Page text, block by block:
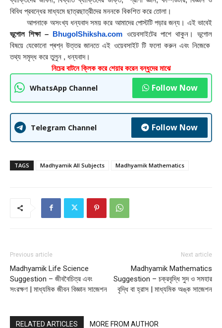
বিবিধ প্রবন্ধের মাধ্যমে ছাত্রছাত্রীদের মননকে বিকশিত করে তোলা।
ভূগোল শিক্ষা –
BhugolShiksha.com ওয়েবসাইটের পাশে থাকুন। ভূগোল
বিষয়ে যেকোনো প্ৰশ্ন উত্তর জানতে এই ওয়েবসাইট টি ফলাে করুন এবং নিজেকে
তথ্য সমৃদ্ধ করে তুলুন , ধন্যবাদ।
নিচের বাটনে ক্লিক করে শেয়ার করেন বন্ধুদের মাঝে
WhatsApp Channel Follow Now
Telegram Channel Follow Now
TAGS Madhyamik All Subjects Madhyamik Mathematics
Previous article
Madhyamik Life Science
Suggestion – জীববৈচিত্র এবং
সংরক্ষণ | মাধ্যমিক জীবন বিজ্ঞান সাজেশন
Next article
Madhyamik Mathematics
Suggestion – চক্রবৃদ্ধি সুদ ও সমহার
বৃদ্ধি বা হ্রাস | মাধ্যমিক অঙ্ক সাজেশন
RELATED ARTICLES MORE FROM AUTHOR